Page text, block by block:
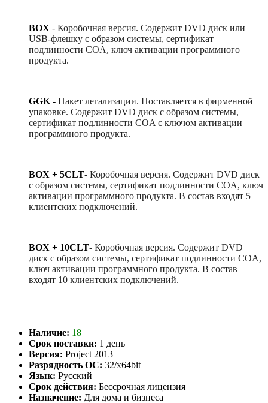
BOX - Коробочная версия. Содержит DVD диск или
USB-флешку с образом системы, сертификат
подлинности COA, ключ активации программного
продукта.
GGK - Пакет легализации. Поставляется в фирменной
упаковке. Содержит DVD диск с образом системы,
сертификат подлинности COA с ключом активации
программного продукта.
BOX + 5CLT- Коробочная версия. Содержит DVD диск
с образом системы, сертификат подлинности COA, ключ
активации программного продукта. В состав входят 5
клиентских подключений.
BOX + 10CLT- Коробочная версия. Содержит DVD
диск с образом системы, сертификат подлинности COA,
ключ активации программного продукта. В состав
входят 10 клиентских подключений.
Наличие: 18
Срок поставки: 1 день
Версия: Project 2013
Разрядность ОС: 32/x64bit
Язык: Русский
Срок действия: Бессрочная лицензия
Назначение: Для дома и бизнеса